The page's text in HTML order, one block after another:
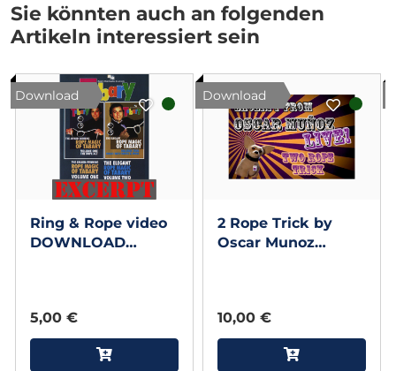
Sie könnten auch an folgenden
Artikeln interessiert sein
Download
Ring & Rope video
DOWNLOAD
5,00 €
Download
2 Rope Trick by
Oscar Munoz
10,00 €